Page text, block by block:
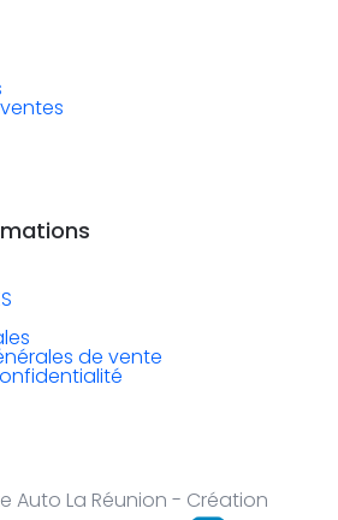
de vente
Auto La Réunion - Création